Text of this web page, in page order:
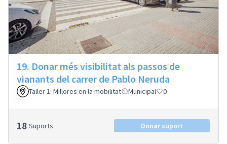
19. Donar més visibilitat als passos de
vianants del carrer de Pablo Neruda
Taller 1: Millores en la mobilitat Municipal 0
18 Suports Donar suport